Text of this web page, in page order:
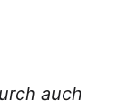
auch